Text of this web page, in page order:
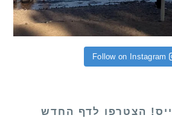
Follow on Instagram
הצטרפו לדף החדש